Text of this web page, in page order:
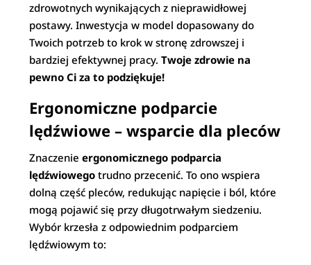
zdrowotnych wynikających z nieprawidłowej
postawy. Inwestycja w model dopasowany do
Twoich potrzeb to krok w stronę zdrowszej i
bardziej efektywnej pracy.Twoje zdrowie na
pewno Ci za to podziękuje!
Ergonomiczne podparcie
lędźwiowe – wsparcie dla pleców
Znaczenieergonomicznego podparcia
lędźwiowego trudno przecenić. To ono wspiera
dolną część pleców, redukując napięcie i ból, które
mogą pojawić się przy długotrwałym siedzeniu.
Wybór krzesła z odpowiednim podparciem
lędźwiowym to: